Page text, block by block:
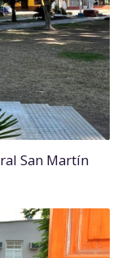
San Martín